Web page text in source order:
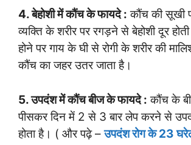
4. बेहोशी में कौंच के फायदे : कौंच की सूखी
व्यक्ति के शरीर पर रगड़ने से बेहोशी दूर
होने पर गाय के घी से रोगी के शरीर की
कौंच का जहर उतर जाता है।
5. उपदंश में कौंच बीज के फायदे : कौंच के
पीसकर दिन में 2 से 3 बार लेप करने से
होता है। ( और पढ़े –उपदंश रोग के 23